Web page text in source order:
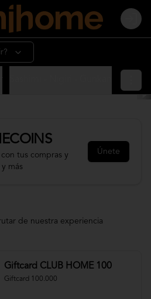
Login
tus compras y
más
Únete
de nuestra experiencia
Giftcard CLUB HOME 100
Giftcard 100.000